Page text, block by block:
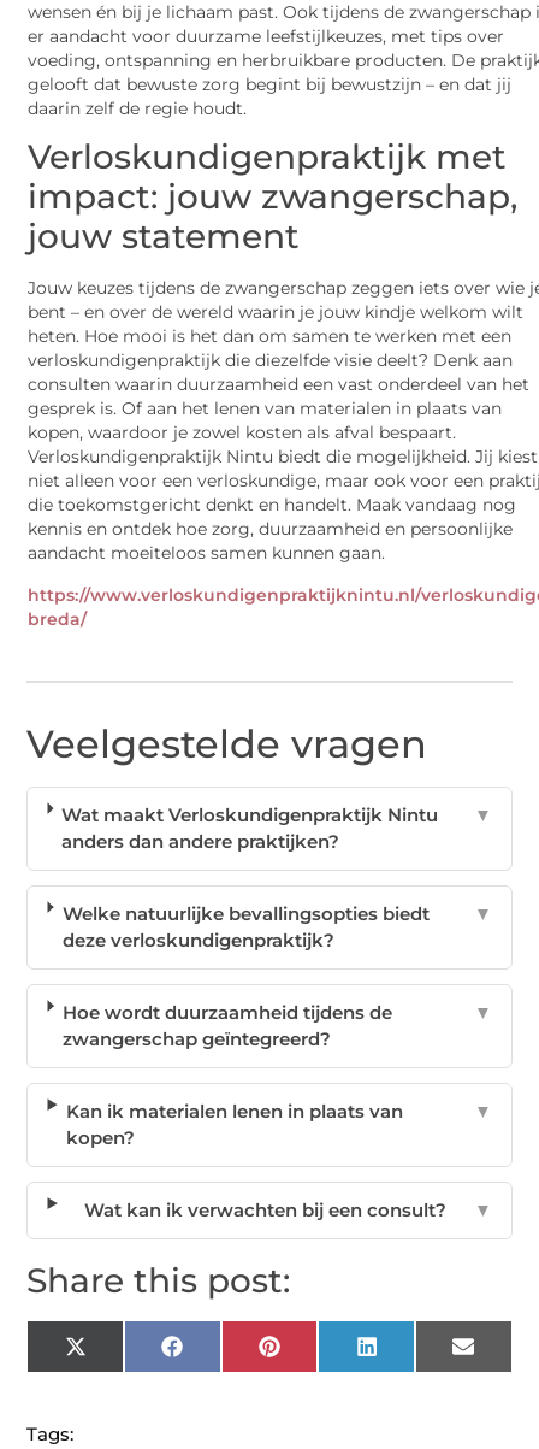
wensen én bij je lichaam past. Ook tijdens de zwangerschap
er aandacht voor duurzame leefstijlkeuzes, met tips over
voeding, ontspanning en herbruikbare producten. De
gelooft dat bewuste zorg begint bij bewustzijn – en dat jij
daarin zelf de regie houdt.
Verloskundigenpraktijk met
impact: jouw zwangerschap,
jouw statement
Jouw keuzes tijdens de zwangerschap zeggen iets over wie
bent – en over de wereld waarin je jouw kindje welkom wilt
heten. Hoe mooi is het dan om samen te werken met een
verloskundigenpraktijk die diezelfde visie deelt? Denk aan
consulten waarin duurzaamheid een vast onderdeel van het
gesprek is. Of aan het lenen van materialen in plaats van
kopen, waardoor je zowel kosten als afval bespaart.
Verloskundigenpraktijk Nintu biedt die mogelijkheid. Jij kiest
niet alleen voor een verloskundige, maar ook voor een
die toekomstgericht denkt en handelt. Maak vandaag nog
kennis en ontdek hoe zorg, duurzaamheid en persoonlijke
aandacht moeiteloos samen kunnen gaan.
https://www.verloskundigenpraktijknintu.nl/
breda/
Veelgestelde vragen
Wat maakt Verloskundigenpraktijk Nintu
anders dan andere praktijken?
▼
Welke natuurlijke bevallingsopties biedt
deze verloskundigenpraktijk?
▼
Hoe wordt duurzaamheid tijdens de
zwangerschap geïntegreerd?
▼
Kan ik materialen lenen in plaats van
kopen?
▼
Wat kan ik verwachten bij een consult? ▼
Share this post:
X
(Twitter)
Facebook Pinterest LinkedIn Email
Tags: